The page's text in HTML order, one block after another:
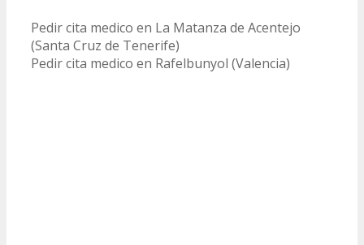
Pedir cita medico en La Matanza de Acentejo
(Santa Cruz de Tenerife)
Pedir cita medico en Rafelbunyol (Valencia)